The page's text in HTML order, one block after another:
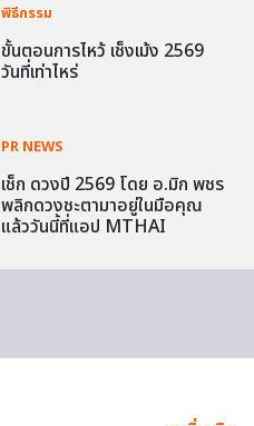
พิธีกรรม
ขั้นตอนการไหว้ เช็งเม้ง 2569
วันที่เท่าไหร่
PR NEWS
เช็ก ดวงปี 2569 โดย อ.มิก พชร
พลิกดวงชะตามาอยู่ในมือคุณ
แล้ววันนี้ที่แอป MTHAI